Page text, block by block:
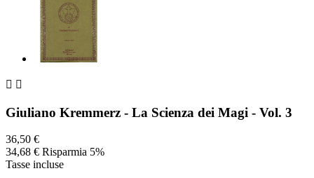
 
Giuliano Kremmerz - La Scienza dei Magi - Vol. 3
36,50 €
34,68 € Risparmia 5%
Tasse incluse